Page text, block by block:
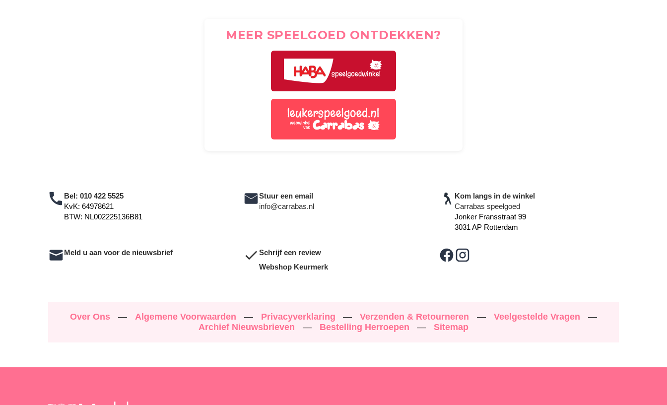
MEER SPEELGOED ONTDEKKEN?
Bel: 010 422 5525
KvK: 64978621
BTW: NL002225136B81
Stuur een email
info@carrabas.nl
Kom langs in de winkel
Carrabas speelgoed
Jonker Fransstraat 99
3031 AP Rotterdam
Meld u aan voor de nieuwsbrief
Schrijf een review
Webshop Keurmerk
Over Ons — Algemene Voorwaarden — Privacyverklaring — Verzenden & Retourneren — Veelgestelde Vragen
—
Archief Nieuwsbrieven
— Bestelling Herroepen — Sitemap